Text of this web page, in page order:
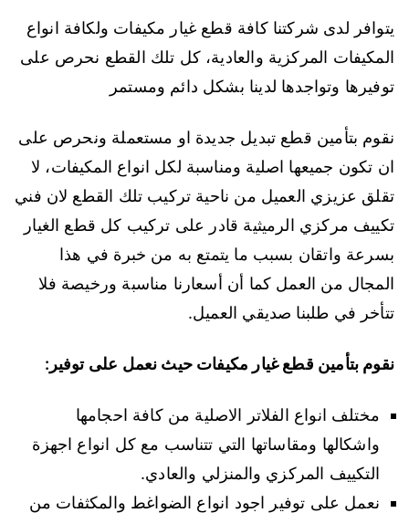
يتوافر لدى شركتنا كافة قطع غيار مكيفات ولكافة انواع
المكيفات المركزية والعادية، كل تلك القطع نحرص على
توفيرها وتواجدها لدينا بشكل دائم ومستمر
نقوم بتأمين قطع تبديل جديدة او مستعملة ونحرص على
ان تكون جميعها اصلية ومناسبة لكل انواع المكيفات، لا
تقلق عزيزي العميل من ناحية تركيب تلك القطع لان فني
تكييف مركزي الرميثية قادر على تركيب كل قطع الغيار
بسرعة واتقان بسبب ما يتمتع به من خبرة في هذا
المجال من العمل كما أن أسعارنا مناسبة ورخيصة فلا
تتأخر في طلبنا صديقي العميل.
نقوم بتأمين قطع غيار مكيفات حيث نعمل على توفير:
مختلف انواع الفلاتر الاصلية من كافة احجامها
واشكالها ومقاساتها التي تتناسب مع كل انواع اجهزة
التكييف المركزي والمنزلي والعادي.
نعمل على توفير اجود انواع الضواغط والمكثفات من